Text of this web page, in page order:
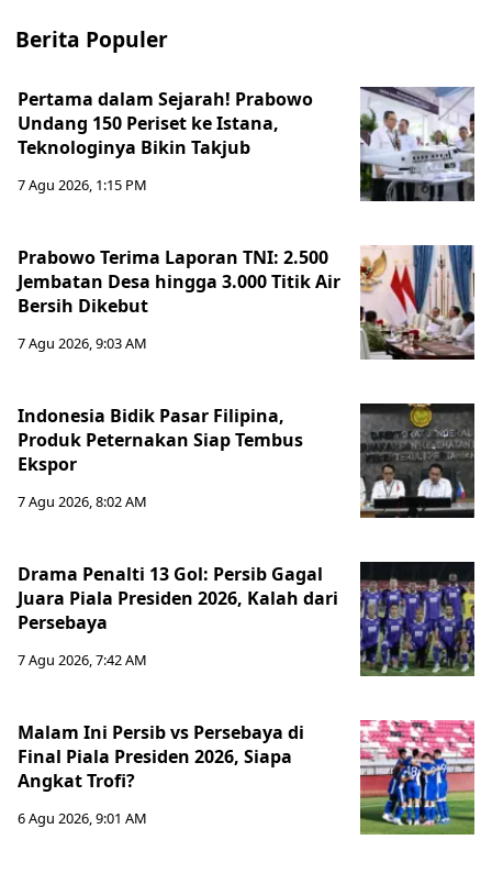
Berita Populer
Pertama dalam Sejarah! Prabowo
Undang 150 Periset ke Istana,
Teknologinya Bikin Takjub
7 Agu 2026, 1:15 PM
Prabowo Terima Laporan TNI: 2.500
Jembatan Desa hingga 3.000 Titik Air
Bersih Dikebut
7 Agu 2026, 9:03 AM
Indonesia Bidik Pasar Filipina,
Produk Peternakan Siap Tembus
Ekspor
7 Agu 2026, 8:02 AM
Drama Penalti 13 Gol: Persib Gagal
Juara Piala Presiden 2026, Kalah dari
Persebaya
7 Agu 2026, 7:42 AM
Malam Ini Persib vs Persebaya di
Final Piala Presiden 2026, Siapa
Angkat Trofi?
6 Agu 2026, 9:01 AM